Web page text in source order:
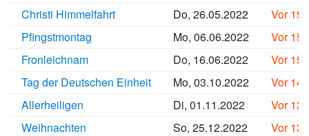
Christi Himmelfahrt
Do, 26.05.2022
Vor
Pfingstmontag
Mo, 06.06.2022
Vor
Fronleichnam
Do, 16.06.2022
Vor
Tag der Deutschen Einheit
Mo, 03.10.2022
Vor
Allerheiligen
Di, 01.11.2022
Vor
Weihnachten
So, 25.12.2022
Vor